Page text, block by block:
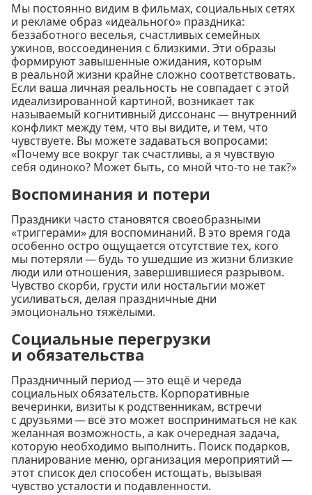
Мы постоянно видим в фильмах, социальных сетях
и рекламе образ «идеального» праздника:
беззаботного веселья, счастливых семейных
ужинов, воссоединения с близкими. Эти образы
формируют завышенные ожидания, которым
в реальной жизни крайне сложно соответствовать.
Если ваша личная реальность не совпадает с этой
идеализированной картиной, возникает так
называемый когнитивный диссонанс — внутренний
конфликт между тем, что вы видите, и тем, что
чувствуете. Вы можете задаваться вопросами:
«Почему все вокруг так счастливы, а я чувствую
себя одиноко? Может быть, со мной что-то не так?»
Воспоминания и потери
Праздники часто становятся своеобразными
«триггерами» для воспоминаний. В это время года
особенно остро ощущается отсутствие тех, кого
мы потеряли — будь то ушедшие из жизни близкие
люди или отношения, завершившиеся разрывом.
Чувство скорби, грусти или ностальгии может
усиливаться, делая праздничные дни
эмоционально тяжёлыми.
Социальные перегрузки
и обязательства
Праздничный период — это ещё и череда
социальных обязательств. Корпоративные
вечеринки, визиты к родственникам, встречи
с друзьями — всё это может восприниматься не как
желанная возможность, а как очередная задача,
которую необходимо выполнить. Поиск подарков,
планирование меню, организация мероприятий —
этот список дел способен истощать, вызывая
чувство усталости и подавленности.